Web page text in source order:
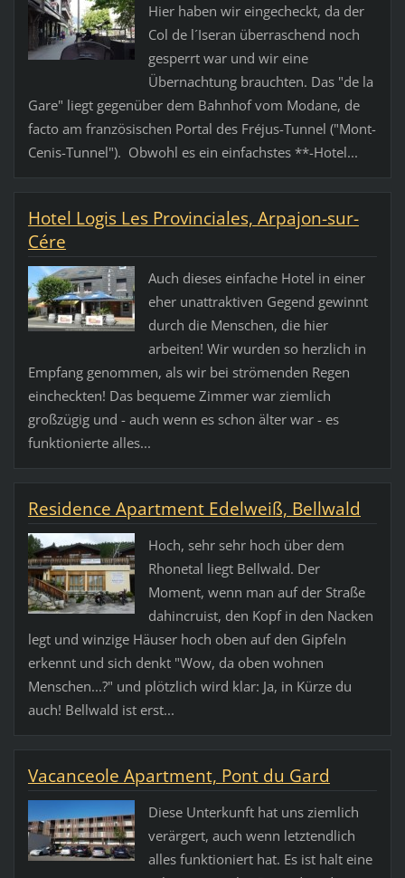
Hier haben wir eingecheckt, da der
Col de l´Iseran überraschend noch
gesperrt war und wir eine
Übernachtung brauchten. Das "de la
Gare" liegt gegenüber dem Bahnhof vom Modane, de
facto am französischen Portal des Fréjus-Tunnel ("Mont-
Cenis-Tunnel"). Obwohl es ein einfachstes **-Hotel...
Hotel Logis Les Provinciales, Arpajon-sur-
Cére
Auch dieses einfache Hotel in einer
eher unattraktiven Gegend gewinnt
durch die Menschen, die hier
arbeiten! Wir wurden so herzlich in
Empfang genommen, als wir bei strömenden Regen
eincheckten! Das bequeme Zimmer war ziemlich
großzügig und - auch wenn es schon älter war - es
funktionierte alles...
Residence Apartment Edelweiß, Bellwald
Hoch, sehr sehr hoch über dem
Rhonetal liegt Bellwald. Der
Moment, wenn man auf der Straße
dahincruist, den Kopf in den Nacken
legt und winzige Häuser hoch oben auf den Gipfeln
erkennt und sich denkt "Wow, da oben wohnen
Menschen...?" und plötzlich wird klar: Ja, in Kürze du
auch! Bellwald ist erst...
Vacanceole Apartment, Pont du Gard
Diese Unterkunft hat uns ziemlich
verärgert, auch wenn letztendlich
alles funktioniert hat. Es ist halt eine